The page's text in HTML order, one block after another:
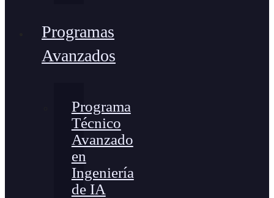
Programas
Avanzados
Programa
Técnico
Avanzado
en
Ingeniería
de IA